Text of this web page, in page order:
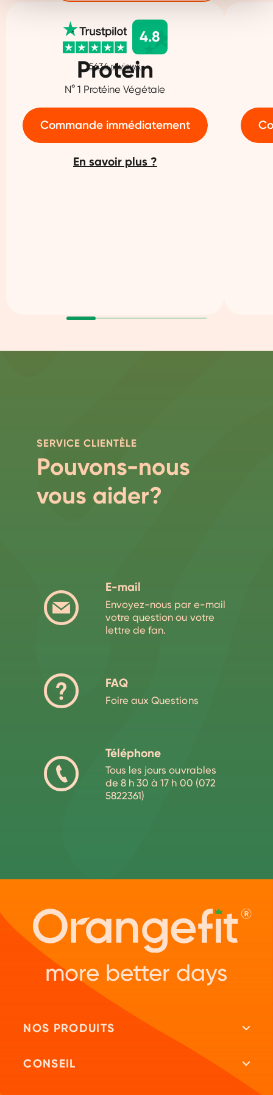
4.8
5634 reviews
Protein
N° 1 Protéine Végétale
Commande immédiatement
En savoir plus ?
SERVICE CLIENTÈLE
Pouvons-nous
vous aider?
E-mail
Envoyez-nous par e-mail
votre question ou votre
lettre de fan.
FAQ
Foire aux Questions
Téléphone
Tous les jours ouvrables
de 8 h 30 à 17 h 00 (072
5822361)
more better days
NOS PRODUITS
CONSEIL